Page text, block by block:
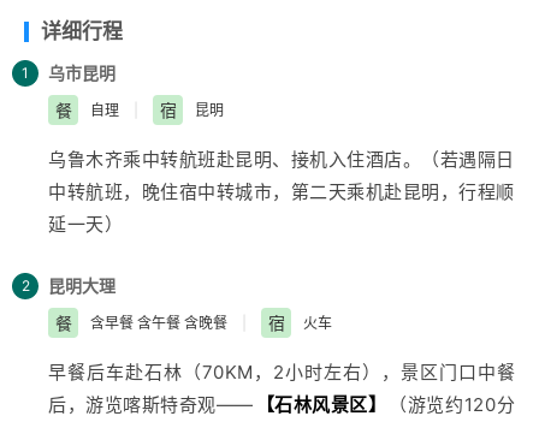
详细行程
1 乌市昆明
餐
自理 宿 昆明
乌鲁木齐乘中转航班赴昆明、接机入住酒店。（若遇隔日
中转航班，晚住宿中转城市，第二天乘机赴昆明，行程顺
延一天）
2 昆明大理
餐
含早餐 含午餐 含晚餐 宿 火车
早餐后车赴石林（70KM，2小时左右），景区门口中餐
后，游览喀斯特奇观——
【石林风景区】
（游览约120分